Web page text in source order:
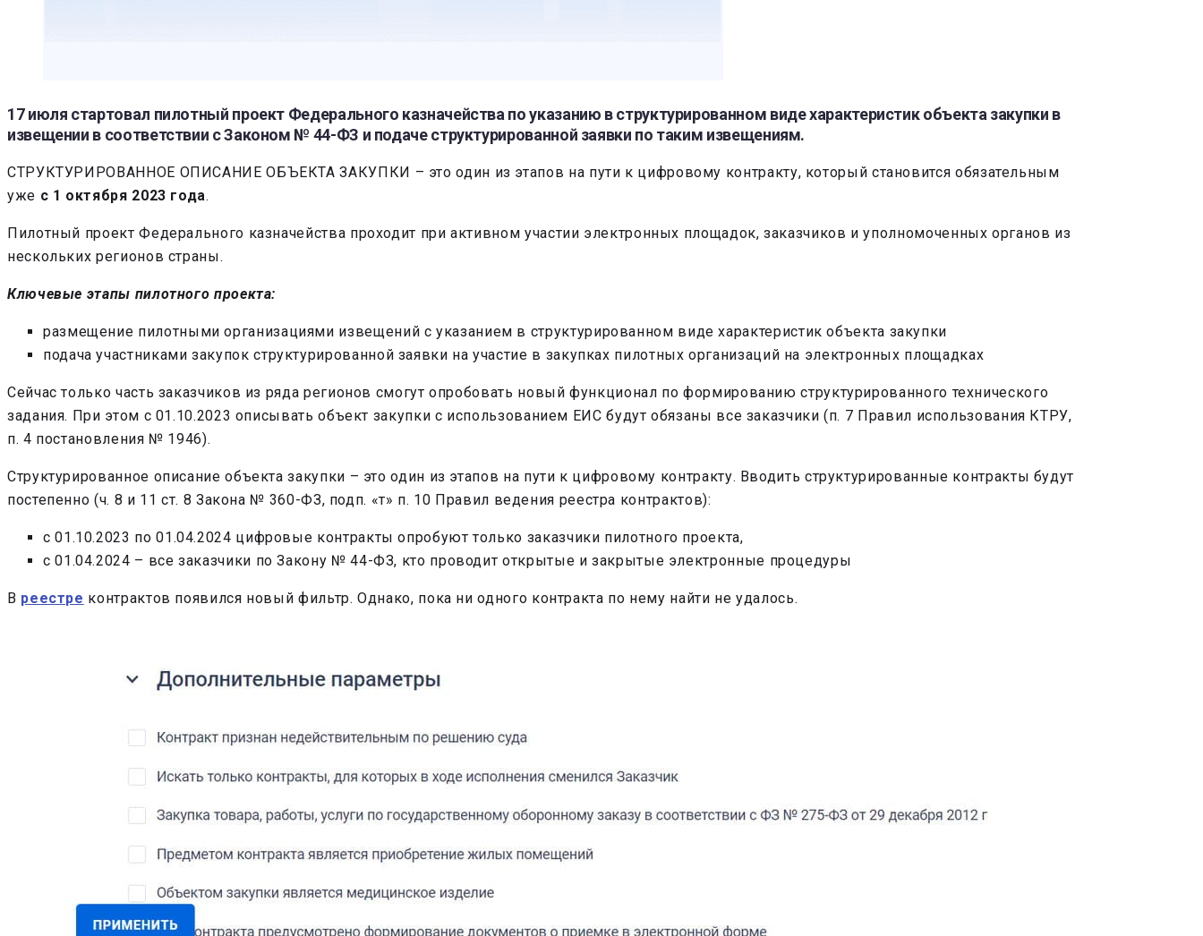
17 июля стартовал пилотный проект Федерального казначейства по указанию в структурированном виде характеристик объекта закупки в
извещении в соответствии с Законом № 44-ФЗ и подаче структурированной заявки по таким извещениям.
СТРУКТУРИРОВАННОЕ ОПИСАНИЕ ОБЪЕКТА ЗАКУПКИ – это один из этапов на пути к цифровому контракту, который становится обязательным
уже с 1 октября 2023 года.
Пилотный проект Федерального казначейства проходит при активном участии электронных площадок, заказчиков и уполномоченных органов из
нескольких регионов страны.
Ключевые этапы пилотного проекта:
размещение пилотными организациями извещений с указанием в структурированном виде характеристик объекта закупки
подача участниками закупок структурированной заявки на участие в закупках пилотных организаций на электронных площадках
Сейчас только часть заказчиков из ряда регионов смогут опробовать новый функционал по формированию структурированного технического
задания. При этом с 01.10.2023 описывать объект закупки с использованием ЕИС будут обязаны все заказчики (п. 7 Правил использования КТРУ,
п. 4 постановления № 1946).
Структурированное описание объекта закупки – это один из этапов на пути к цифровому контракту. Вводить структурированные контракты будут
постепенно (ч. 8 и 11 ст. 8 Закона № 360-ФЗ, подп. «т» п. 10 Правил ведения реестра контрактов):
с 01.10.2023 по 01.04.2024 цифровые контракты опробуют только заказчики пилотного проекта,
с 01.04.2024 – все заказчики по Закону № 44-ФЗ, кто проводит открытые и закрытые электронные процедуры
В реестре контрактов появился новый фильтр. Однако, пока ни одного контракта по нему найти не удалось.